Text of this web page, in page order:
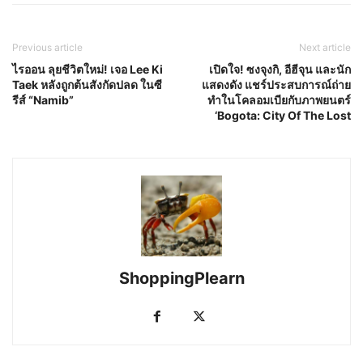
Previous article
ไรออน ลุยชีวิตใหม่! เจอ Lee Ki
Taek หลังถูกต้นสังกัดปลด ในซี
รีส์ “Namib”
Next article
เปิดใจ! ซงจุงกิ, อีฮีจุน และนัก
แสดงดัง แชร์ประสบการณ์ถ่าย
ทำในโคลอมเบียกับภาพยนตร์
‘Bogota: City Of The Lost
ShoppingPlearn